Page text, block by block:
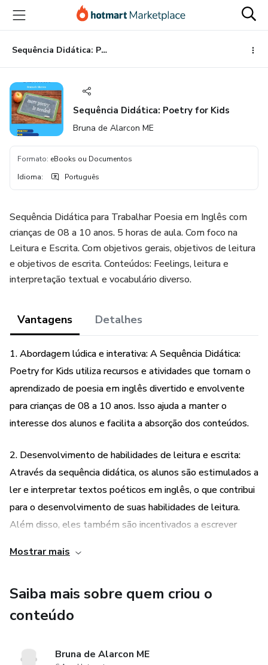
para
conteúdo
principal
para
pagamento
para
rodapé
Sequência Didática: Poetry for Kids
Sequência Didática: Poetry for Kids
Bruna de Alarcon ME
Formato: eBooks ou Documentos
Idioma: Português
Sequência Didática para Trabalhar Poesia em Inglês com
crianças de 08 a 10 anos. 5 horas de aula. Com foco na
Leitura e Escrita. Com objetivos gerais, objetivos de leitura
e objetivos de escrita. Conteúdos: Feelings, leitura e
interpretação textual e vocabulário diverso.
Vantagens Detalhes
1. Abordagem lúdica e interativa: A Sequência Didática:
Poetry for Kids utiliza recursos e atividades que tornam o
aprendizado de poesia em inglês divertido e envolvente
para crianças de 08 a 10 anos. Isso ajuda a manter o
interesse dos alunos e facilita a absorção dos conteúdos.
2. Desenvolvimento de habilidades de leitura e escrita:
Através da sequência didática, os alunos são estimulados a
ler e interpretar textos poéticos em inglês, o que contribui
para o desenvolvimento de suas habilidades de leitura.
Além disso, eles também são incentivados a escrever
suas habilidades de escrita.
3. Conteúdos relevantes e diversificados: A Sequência
Didática: Poetry for Kids aborda temas relacionados a
emoções através da poesia. Além disso, o vocabulário
Mostrar mais
Saiba mais sobre quem criou o
conteúdo
Bruna de Alarcon ME